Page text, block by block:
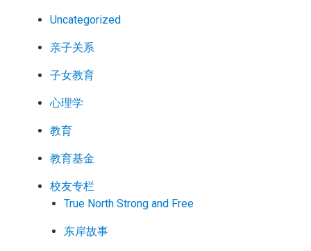
Uncategorized
亲子关系
子女教育
心理学
教育
教育基金
校友专栏
True North Strong and Free
东岸故事